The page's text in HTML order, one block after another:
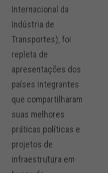
Internacional da
Indústria de
Transportes), foi
repleta de
apresentações dos
países integrantes
que compartilharam
suas melhores
práticas políticas e
projetos de
infraestrutura em